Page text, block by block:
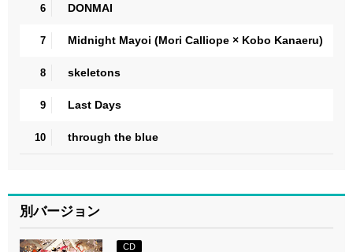
6 DONMAI
7 Midnight Mayoi (Mori Calliope × Kobo Kanaeru)
8 skeletons
9 Last Days
10 through the blue
別バージョン
CD